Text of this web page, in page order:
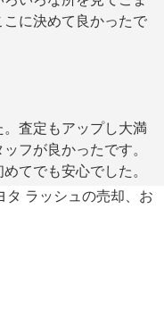
に決めて良かったで
査定もアップし大満
フが良かったです。
てでも安心でした。
タ ラッシュの売却、お